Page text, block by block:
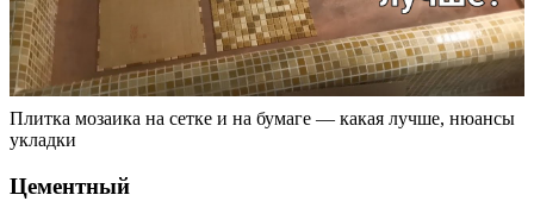
Плитка мозаика на сетке и на бумаге — какая лучше, нюансы
укладки
Цементный